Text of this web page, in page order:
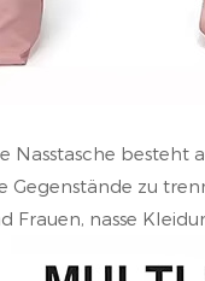
Nasstasche
Gegenstände zu
Frauen, nasse